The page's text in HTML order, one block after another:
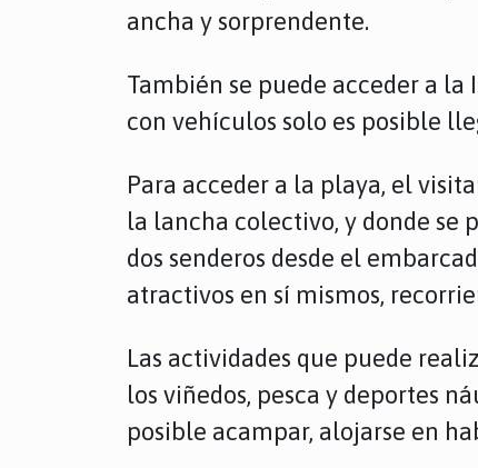
ancha y sorprendente.
También se puede acceder a
con vehículos solo es posible
Para acceder a la playa, el
la lancha colectivo, y donde se
dos senderos desde el
atractivos en sí mismos,
Las actividades que puede
los viñedos, pesca y deportes
posible acampar, alojarse en